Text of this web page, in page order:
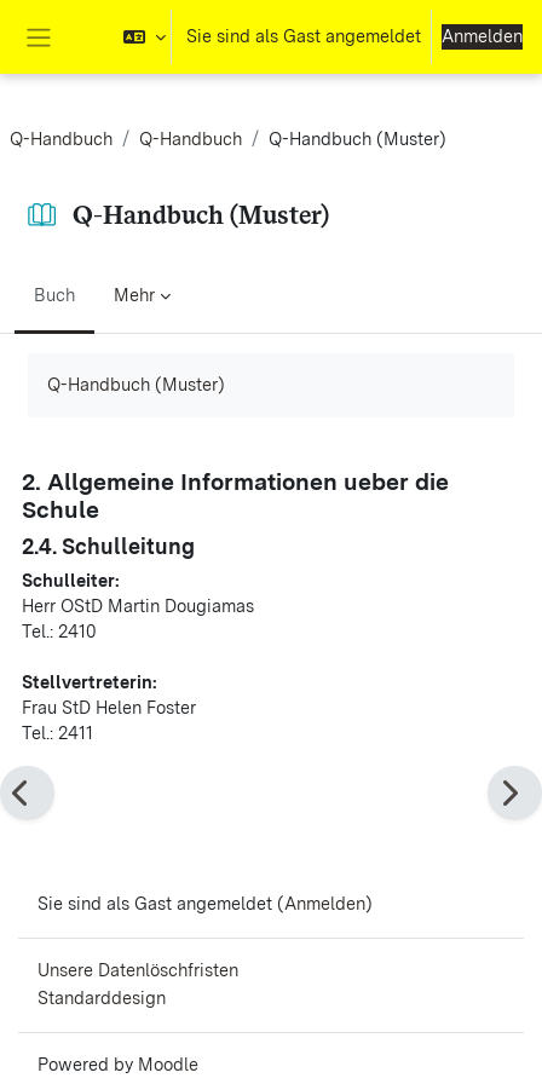
Website-Übersicht
Sie sind als Gast angemeldet Anmelden
Q-Handbuch Q-Handbuch Q-Handbuch (Muster)
Q-Handbuch (Muster)
Buch Mehr
Q-Handbuch (Muster)
2. Allgemeine Informationen ueber die
Schule
2.4. Schulleitung
Schulleiter:
Herr OStD Martin Dougiamas
Tel.: 2410
Stellvertreterin:
Frau StD Helen Foster
Tel.: 2411
Sie sind als Gast angemeldet (Anmelden)
Unsere Datenlöschfristen
Standarddesign
Powered by Moodle